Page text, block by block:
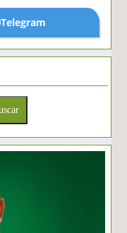
Telegram